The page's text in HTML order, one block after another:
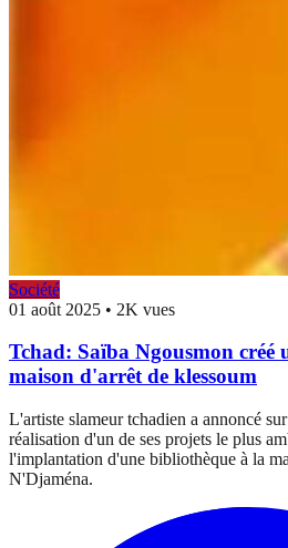
Société
01 août 2025 • 2K vues
Tchad: Saïba Ngousmon créé
maison d'arrêt de klessoum
L'artiste slameur tchadien a annoncé
réalisation d'un de ses projets le plus
l'implantation d'une bibliothèque à la
N'Djaména.